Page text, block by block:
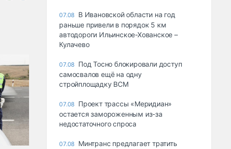
07.08 В Ивановской области на год
раньше привели в порядок 5 км
автодороги Ильинское-Хованское –
Кулачево
07.08 Под Тосно блокировали доступ
самосвалов ещё на одну
стройплощадку ВСМ
07.08 Проект трассы «Меридиан»
остается замороженным из-за
недостаточного спроса
07.08 Минтранс предлагает тратить